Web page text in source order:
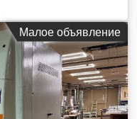
Малое объявление